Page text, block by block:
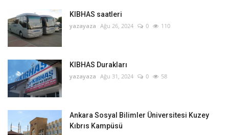
KIBHAS saatleri
yazayaza Ağu 26, 2024 0 110
KIBHAS Durakları
yazayaza Ağu 31, 2024 0 58
Ankara Sosyal Bilimler Üniversitesi Kuzey
Kıbrıs Kampüsü